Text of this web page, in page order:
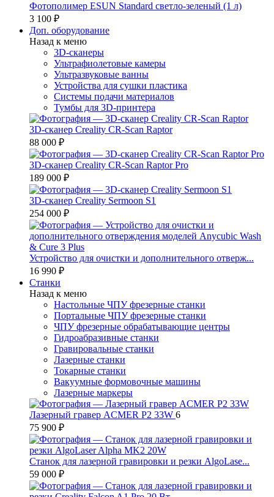
Фотополимер ESUN Standard светло-зеленый (1 л)
3 100 ₽
Доп. оборудование
Назад к меню
3D-сканеры
Ультрафиолетовые камеры
Ультразвуковые ванны
Устройства для сушки пластика
Системы подачи материалов
Тумбы для 3D-принтера
3D-сканер Creality CR-Scan Raptor
88 000 ₽
3D-сканер Creality CR-Scan Raptor Pro
189 000 ₽
3D-сканер Creality Sermoon S1
254 000 ₽
Устройство для очистки и дополнительного отверж...
16 990 ₽
Станки
Назад к меню
Настольные ЧПУ фрезерные станки
Портальные ЧПУ фрезерные станки
ЧПУ фрезерные обрабатывающие центры
Гидроабразивные станки
Гравировальные станки
Лазерные станки
Токарные станки
Вакуумные формовочные машины
Лазерные маркеры
Лазерный гравер ACMER P2 33W 6
75 900 ₽
Станок для лазерной гравировки и резки AlgoLase...
59 000 ₽